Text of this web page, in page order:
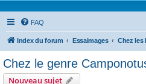
FAQ
Index du forum Essaimages Chez les
Chez le genre
Nouveau sujet